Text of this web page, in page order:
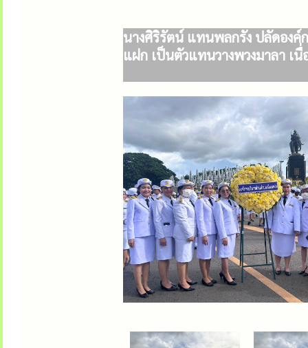
นางศิริรัตน์ แทนพลกรัง ปลัดองค์
แฝก เป็นตัวแทนวางพวงมาลา